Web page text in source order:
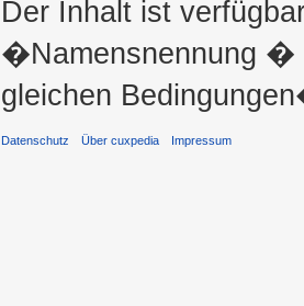
Der Inhalt ist
�Namensnennung �
gleichen
Datenschutz Über cuxpedia Impressum